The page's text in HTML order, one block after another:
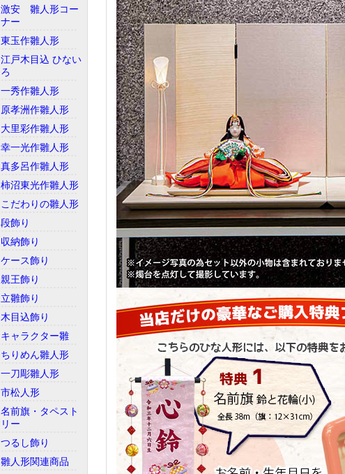
激安 雛人形コー
ナー
東玉作雛人形
江戸木目込 ひない
ろ
一秀作雛人形
原孝洲作雛人形
大里彩作雛人形
幸一光作雛人形
真多呂作雛人形
柿沼東光作雛人形
こだわりの雛人形
段飾り
収納飾り
ケース飾り
親王飾り
立雛飾り
木目込飾り
キャラクター雛
ちりめん雛人形
一刀彫雛人形
市松人形
名前旗・タペスト
リー
つるし飾り
雛人形関連商品